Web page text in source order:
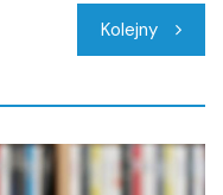
Kolejny